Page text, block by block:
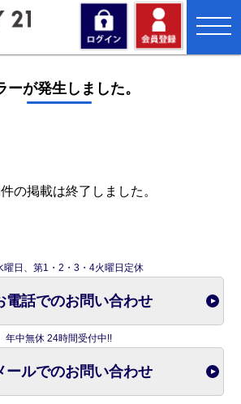
toggle
ーが発生しました。
の掲載は終了しました。
曜日、第1・2・3・4火曜日定休
電話でのお問い合わせ
年中無休 24時間受付中!!
ールでのお問い合わせ